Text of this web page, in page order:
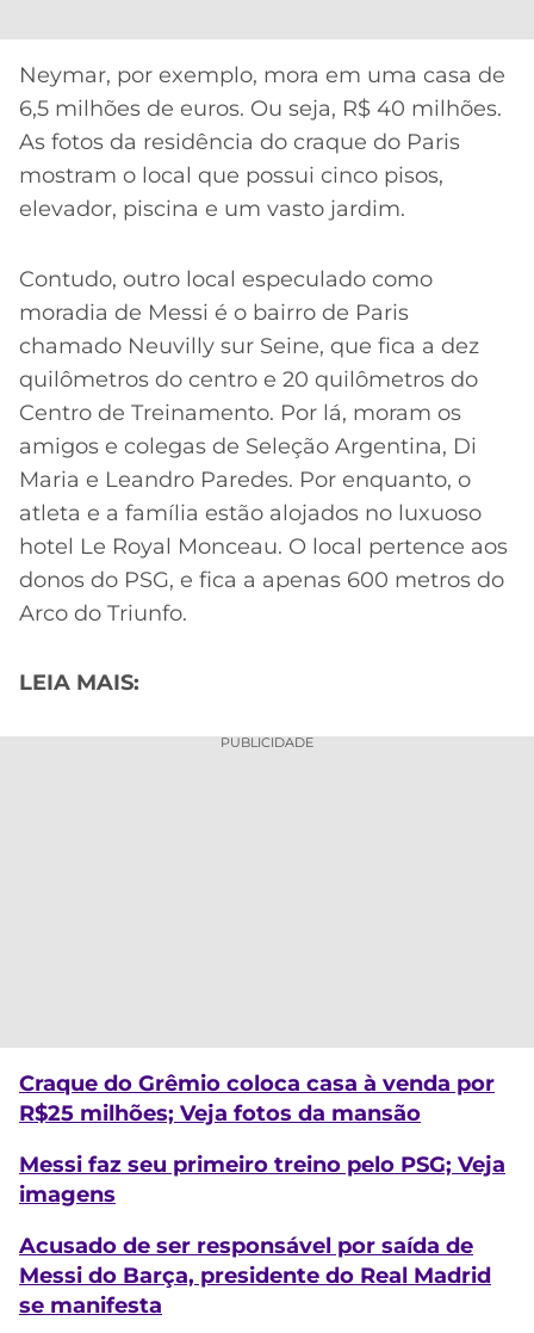
Neymar, por exemplo, mora em uma casa de
6,5 milhões de euros. Ou seja, R$ 40 milhões.
As fotos da residência do craque do Paris
mostram o local que possui cinco pisos,
elevador, piscina e um vasto jardim.
Contudo, outro local especulado como
moradia de Messi é o bairro de Paris
chamado Neuvilly sur Seine, que fica a dez
quilômetros do centro e 20 quilômetros do
Centro de Treinamento. Por lá, moram os
amigos e colegas de Seleção Argentina, Di
Maria e Leandro Paredes. Por enquanto, o
atleta e a família estão alojados no luxuoso
hotel Le Royal Monceau. O local pertence aos
donos do PSG, e fica a apenas 600 metros do
Arco do Triunfo.
LEIA MAIS:
PUBLICIDADE
Craque do Grêmio coloca casa à venda por
R$25 milhões; Veja fotos da mansão
Messi faz seu primeiro treino pelo PSG; Veja
imagens
Acusado de ser responsável por saída de
Messi do Barça, presidente do Real Madrid
se manifesta